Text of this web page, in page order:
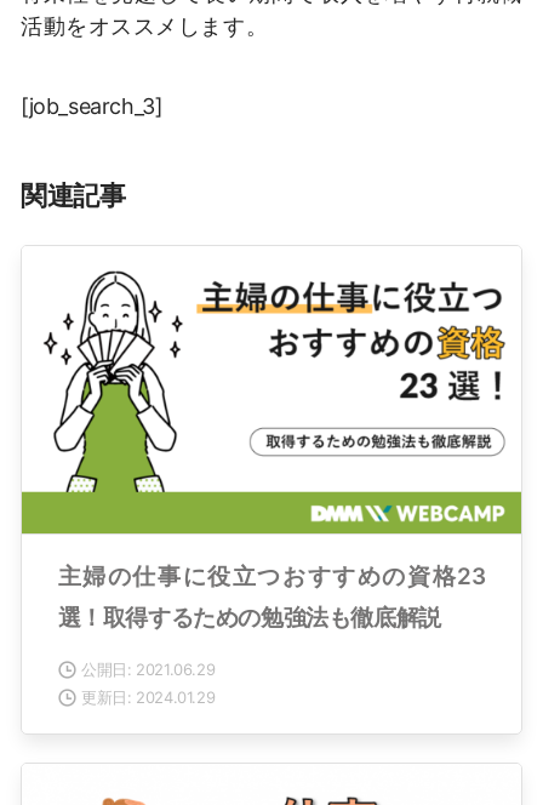
活動をオススメします。
[job_search_3]
関連記事
主婦の仕事に役立つおすすめの資格23
選！取得するための勉強法も徹底解説
公開日: 2021.06.29
更新日: 2024.01.29